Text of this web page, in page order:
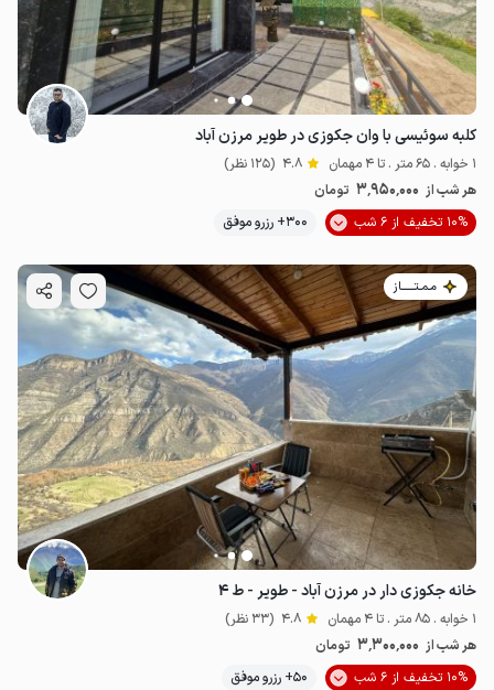
کلبه سوئیسی با وان جکوزی در طویر مرزن آباد
1 خوابه . 65 متر . تا 4 مهمان 4.8 (125 نظر)
هر شب از 3٬950٬000 تومان
10% تخفیف از 6 شب
300+ رزرو موفق
مـمـتــــــاز
خانه جکوزی دار در مرزن آباد - طویر - ط ۴
1 خوابه . 85 متر . تا 4 مهمان 4.8 (33 نظر)
هر شب از 3٬300٬000 تومان
10% تخفیف از 6 شب
50+ رزرو موفق